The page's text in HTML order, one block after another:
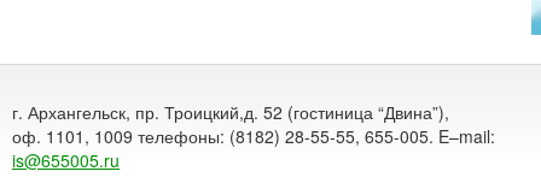
г. Архангельск, пр. Троицкий,д. 52 (гостиница “Двина”),
оф. 1101, 1009 телефоны: (8182) 28-55-55, 655-005. E–mail:
is@655005.ru